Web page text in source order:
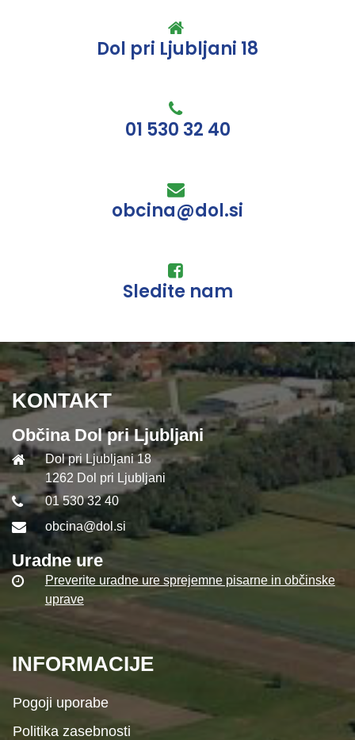
Dol pri Ljubljani 18
01 530 32 40
obcina@dol.si
Sledite nam
KONTAKT
Občina Dol pri Ljubljani
Dol pri Ljubljani 18
1262 Dol pri Ljubljani
01 530 32 40
obcina@dol.si
Uradne ure
Preverite uradne ure sprejemne pisarne in občinske
uprave
INFORMACIJE
Pogoji uporabe
Politika zasebnosti